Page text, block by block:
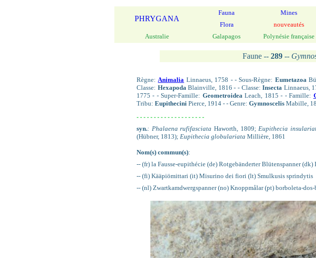
PHRYGANA
Fauna Mines
Flora nouveautés
Australie
Galapagos Polynésie française
Faune -- 289--
Règne:Animalia Linnaeus, 1758 - - Sous-Règne: Eumetazoa
Classe: HexapodaBlainville, 1816 - - Classe:Insecta Linnaeus,
1775 - - Super-Famille: GeometroideaLeach, 1815 - - Famille:
Tribu: Eupithecini Pierce, 1914 - - Genre: Gymnoscelis Mabille,
- - - - - - - - - - - - - - - - - - - -
syn.: Phalaena rufifasciata Haworth, 1809;Eupithecia
(Hübner, 1813); Eupithecia globulariata Millière, 1861
Nom(s) commun(s):
-- (fr) la Fausse-eupithécie (de) Rotgebänderter Blütenspanner
-- (fi) Kääpiömittari (it) Misurino dei fiori (lt) Smulkusis sprindytis
-- (nl) Zwartkamdwergspanner (no) Knoppmålar (pt) borboleta-